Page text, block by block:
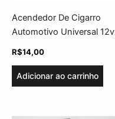
Acendedor De Cigarro
Automotivo Universal 12v
GPS E Celular – Cinoy
R$14,00
Adicionar ao carrinho